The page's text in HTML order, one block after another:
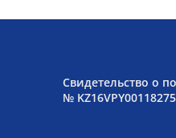
Свидетельство о
№